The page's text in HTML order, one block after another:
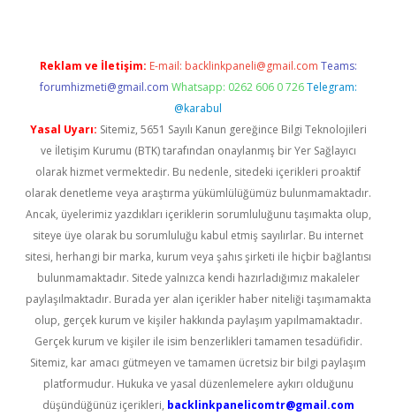
Reklam ve İletişim: E-mail: backlinkpaneli@gmail.com Teams:
forumhizmeti@gmail.com Whatsapp: 0262 606 0 726 Telegram:
@karabul
Yasal Uyarı: Sitemiz, 5651 Sayılı Kanun gereğince Bilgi Teknolojileri
ve İletişim Kurumu (BTK) tarafından onaylanmış bir Yer Sağlayıcı
olarak hizmet vermektedir. Bu nedenle, sitedeki içerikleri proaktif
olarak denetleme veya araştırma yükümlülüğümüz bulunmamaktadır.
Ancak, üyelerimiz yazdıkları içeriklerin sorumluluğunu taşımakta olup,
siteye üye olarak bu sorumluluğu kabul etmiş sayılırlar. Bu internet
sitesi, herhangi bir marka, kurum veya şahıs şirketi ile hiçbir bağlantısı
bulunmamaktadır. Sitede yalnızca kendi hazırladığımız makaleler
paylaşılmaktadır. Burada yer alan içerikler haber niteliği taşımamakta
olup, gerçek kurum ve kişiler hakkında paylaşım yapılmamaktadır.
Gerçek kurum ve kişiler ile isim benzerlikleri tamamen tesadüfidir.
Sitemiz, kar amacı gütmeyen ve tamamen ücretsiz bir bilgi paylaşım
platformudur. Hukuka ve yasal düzenlemelere aykırı olduğunu
düşündüğünüz içerikleri, backlinkpanelicomtr@gmail.com